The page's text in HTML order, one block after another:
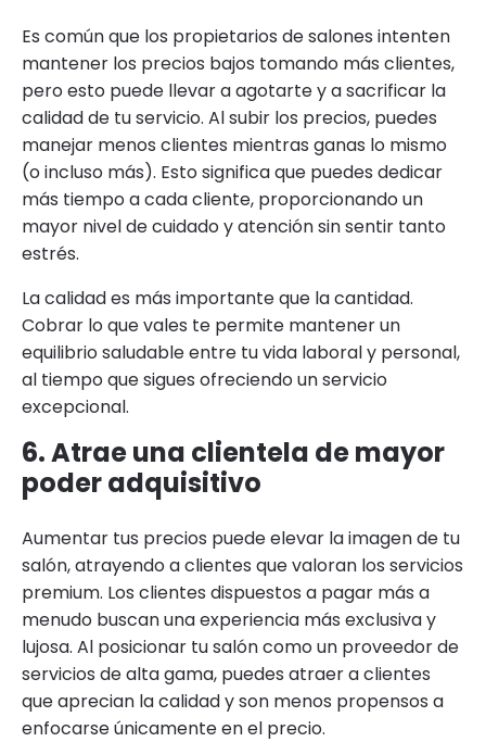
Es común que los propietarios de salones intenten
mantener los precios bajos tomando más clientes,
pero esto puede llevar a agotarte y a sacrificar la
calidad de tu servicio. Al subir los precios, puedes
manejar menos clientes mientras ganas lo mismo
(o incluso más). Esto significa que puedes dedicar
más tiempo a cada cliente, proporcionando un
mayor nivel de cuidado y atención sin sentir tanto
estrés.
La calidad es más importante que la cantidad.
Cobrar lo que vales te permite mantener un
equilibrio saludable entre tu vida laboral y personal,
al tiempo que sigues ofreciendo un servicio
excepcional.
6. Atrae una clientela de mayor
poder adquisitivo
Aumentar tus precios puede elevar la imagen de tu
salón, atrayendo a clientes que valoran los servicios
premium. Los clientes dispuestos a pagar más a
menudo buscan una experiencia más exclusiva y
lujosa. Al posicionar tu salón como un proveedor de
servicios de alta gama, puedes atraer a clientes
que aprecian la calidad y son menos propensos a
enfocarse únicamente en el precio.